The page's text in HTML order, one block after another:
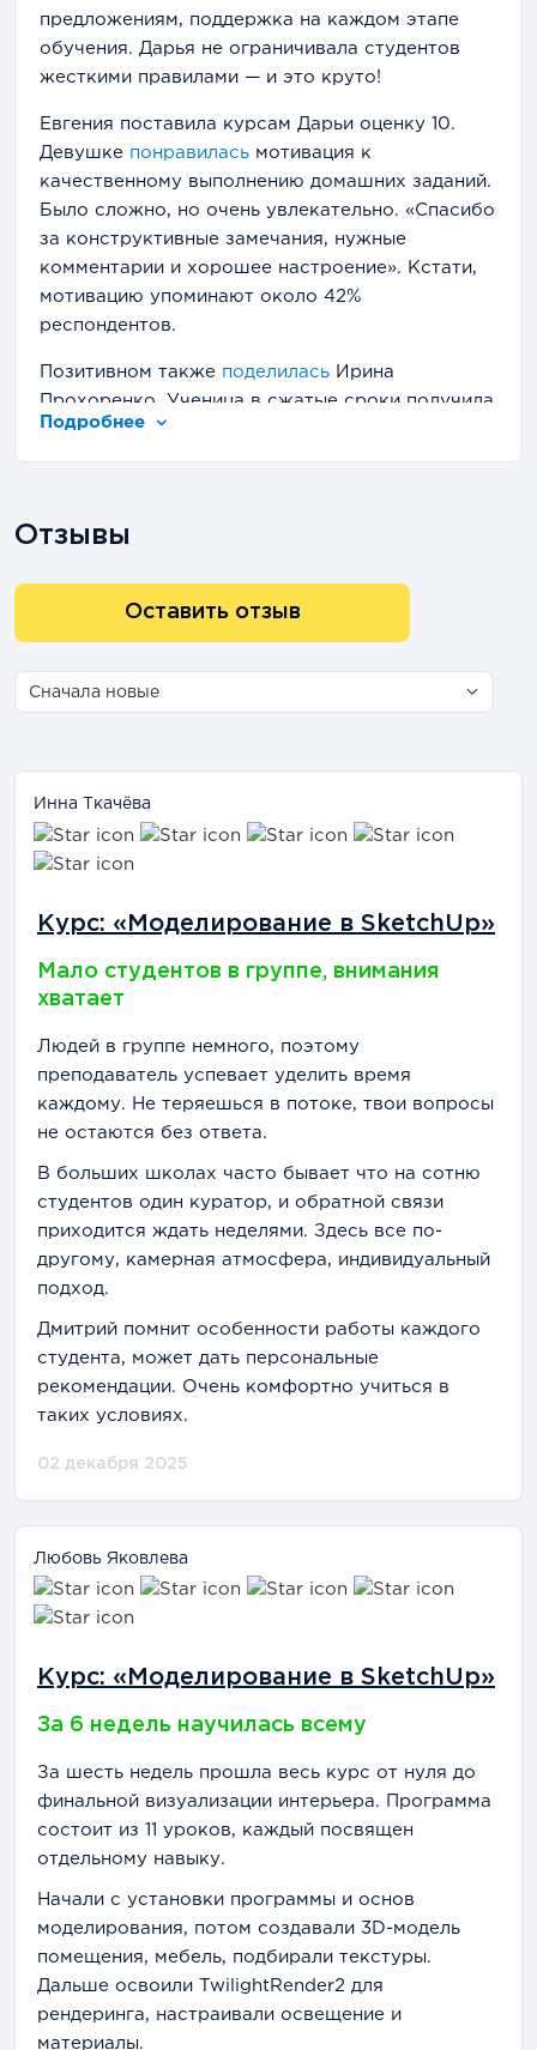
предложениям, поддержка на каждом этапе
обучения. Дарья не ограничивала студентов
жесткими правилами — и это круто!
Евгения поставила курсам Дарьи оценку 10.
Девушке понравилась мотивация к
качественному выполнению домашних заданий.
Было сложно, но очень увлекательно. «Спасибо
за конструктивные замечания, нужные
комментарии и хорошее настроение». Кстати,
мотивацию упоминают около 42%
респондентов.
Позитивном также поделилась Ирина
Прохоренко. Ученица в сжатые сроки получила
хорошую базу первоначальных навыков и
знаний. Она поблагодарила создателей курсов
дизайна интерьера ближе и понятнее. Теперь я
А вот Катерина Боуз, «начитавшись
разочаровалась. Девушка приобрела планер
ремонта Дарьи Пиковой и осталась недовольна.
подсказками». Подобных отзывов немного, но
они есть.
Подробнее
Отзывы
Оставить отзыв
Инна Ткачёва
Курс: «Моделирование в SketchUp»
Мало студентов в группе, внимания
хватает
Людей в группе немного, поэтому
преподаватель успевает уделить время
каждому. Не теряешься в потоке, твои вопросы
не остаются без ответа.
В больших школах часто бывает что на сотню
студентов один куратор, и обратной связи
приходится ждать неделями. Здесь все по-
другому, камерная атмосфера, индивидуальный
подход.
Дмитрий помнит особенности работы каждого
студента, может дать персональные
рекомендации. Очень комфортно учиться в
таких условиях.
02 декабря 2025
Любовь Яковлева
Курс: «Моделирование в SketchUp»
За 6 недель научилась всему
За шесть недель прошла весь курс от нуля до
финальной визуализации интерьера. Программа
состоит из 11 уроков, каждый посвящен
отдельному навыку.
Начали с установки программы и основ
моделирования, потом создавали 3D-модель
помещения, мебель, подбирали текстуры.
Дальше освоили TwilightRender2 для
рендеринга, настраивали освещение и
материалы.